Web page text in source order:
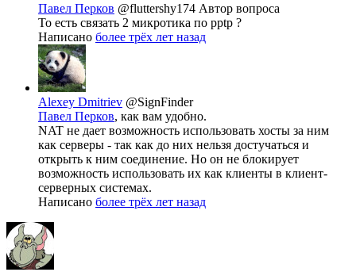
Павел Перков @fluttershy174 Автор вопроса
То есть связать 2 микротика по pptp ?
Написано более трёх лет назад
Alexey Dmitriev @SignFinder
Павел Перков, как вам удобно.
NAT не дает возможность использовать хосты за ним
как серверы - так как до них нельзя достучаться и
открыть к ним соединение. Но он не блокирует
возможность использовать их как клиенты в клиент-
серверных системах.
Написано более трёх лет назад